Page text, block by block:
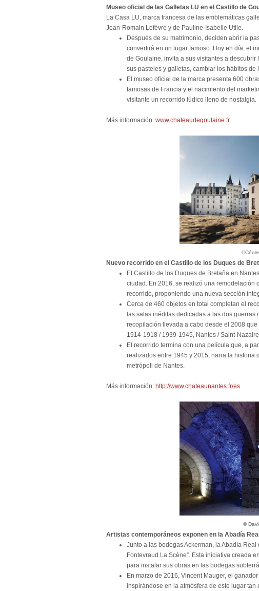
Museo oficial de las Galletas LU en el Castillo de
La Casa LU, marca francesa de las emblemáticas
Jean-Romain Lefèvre y de Pauline-Isabelle Utile.
Después de su matrimonio, deciden abrir la
convertirá en un lugar famoso. Hoy en día, el
de Goulaine, invita a sus visitantes a
sus pasteles y galletas, cambiar los hábitos de
El museo oficial de la marca presenta 600
famosas de Francia y el nacimiento del
visitante un recorrido lúdico lleno de nostalgia.
Más información: www.chateaudegoulaine.fr
Nuevo recorrido en el Castillo de los Duques de
El Castillo de los Duques de Bretaña en
ciudad. En 2016, se realizó una remodelación
recorrido, proponiendo una nueva sección
Cerca de 460 objetos en total completan el
las salas inéditas dedicadas a las dos
recopilación llevada a cabo desde el 2008
1914-1918 / 1939-1945, Nantes / Saint-
El recorrido termina con una película que, a
realizados entre 1945 y 2015, narra la historia
metrópoli de Nantes.
Más información: http://www.chateaunantes.fr/es
©
Artistas contemporáneos exponen en la Abadía
Junto a las bodegas Ackerman, la Abadía
Fontevraud La Scène”. Esta iniciativa creada
para instalar sus obras en las bodegas
En marzo de 2016, Vincent Mauger, el
inspirándose en la atmósfera de este lugar